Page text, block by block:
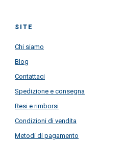
SITE
Chi siamo
Blog
Contattaci
Spedizione e consegna
Resi e rimborsi
Condizioni di vendita
Metodi di pagamento